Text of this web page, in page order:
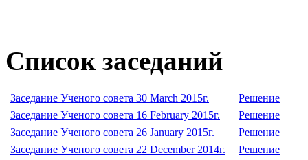
Список заседаний
Заседание Ученого совета 30 March 2015г.
Решение
Заседание Ученого совета 16 February 2015г.
Решение
Заседание Ученого совета 26 January 2015г.
Решение
Заседание Ученого совета 22 December 2014г.
Решение